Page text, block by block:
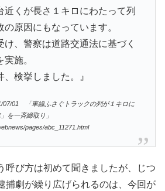
近くが長さ１キロにわたって列
の原因にもなっています。
け、警察は道路交通法に基づく
施。
検挙しました。』
01 「車線ふさぐトラックの列が１キロに
を一斉締取り」
pages/abc_11271.html
呼び方は初めて聞きましたが、じつ
捕劇が繰り広げられるのは、今回が